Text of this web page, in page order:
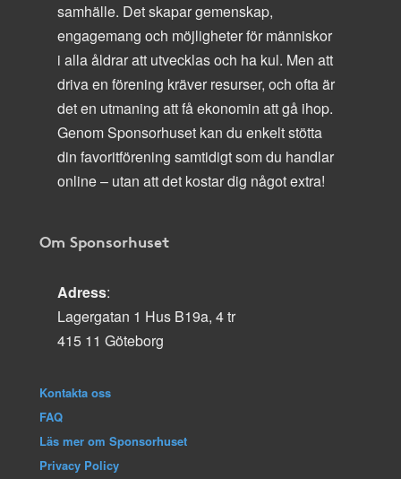
samhälle. Det skapar gemenskap,
engagemang och möjligheter för människor
i alla åldrar att utvecklas och ha kul. Men att
driva en förening kräver resurser, och ofta är
det en utmaning att få ekonomin att gå ihop.
Genom Sponsorhuset kan du enkelt stötta
din favoritförening samtidigt som du handlar
online – utan att det kostar dig något extra!
Om Sponsorhuset
Adress:
Lagergatan 1 Hus B19a, 4 tr
415 11 Göteborg
Kontakta oss
FAQ
Läs mer om Sponsorhuset
Privacy Policy